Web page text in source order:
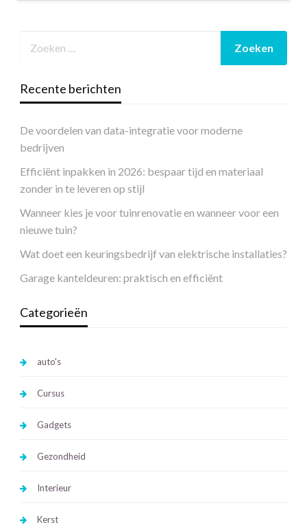
Recente berichten
De voordelen van data-integratie voor moderne
bedrijven
Efficiënt inpakken in 2026: bespaar tijd en materiaal
zonder in te leveren op stijl
Wanneer kies je voor tuinrenovatie en wanneer voor een
nieuwe tuin?
Wat doet een keuringsbedrijf van elektrische installaties?
Garage kanteldeuren: praktisch en efficiënt
Categorieën
auto's
Cursus
Gadgets
Gezondheid
Interieur
Kerst